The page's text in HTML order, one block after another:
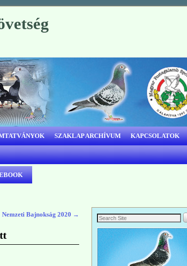
SZAKLAP ARCHÍVUM KAPCSOLATOK
Nemzeti Bajnokság 2020 →